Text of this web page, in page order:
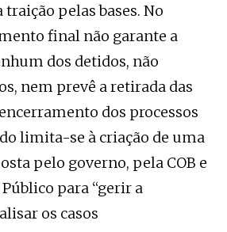
pelas bases. No
final não garante a
dos detidos, não
nem prevê a retirada das
dos processos
limita-se à criação de uma
pelo governo, pela COB e
para “gerir a
os casos